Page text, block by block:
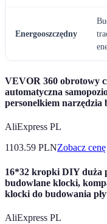
Energooszczędny
VEVOR 360 obrotowy
automatyczna
personelkiem narzędzia
AliExpress PL
1103.59 PLNZobacz cenę
16*32 kropki DIY duża
budowlane klocki,
klocki do budowania
AliExpress PL